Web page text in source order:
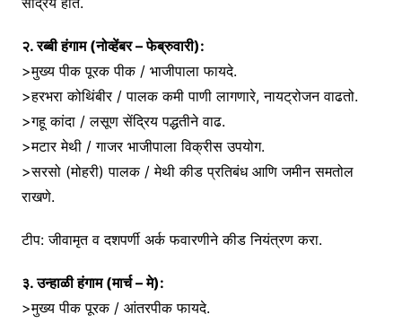
२. रब्बी हंगाम (नोव्हेंबर – फेब्रुवारी):
>मुख्य पीक पूरक पीक / भाजीपाला फायदे.
>हरभरा कोथिंबीर / पालक कमी पाणी लागणारे, नायट्रोजन वाढतो.
>गहू कांदा / लसूण सेंद्रिय पद्धतीने वाढ.
>मटार मेथी / गाजर भाजीपाला विक्रीस उपयोग.
>सरसो (मोहरी) पालक / मेथी कीड प्रतिबंध आणि जमीन समतोल
राखणे.
टीप: जीवामृत व दशपर्णी अर्क फवारणीने कीड नियंत्रण करा.
३. उन्हाळी हंगाम (मार्च – मे):
>मुख्य पीक पूरक / आंतरपीक फायदे.